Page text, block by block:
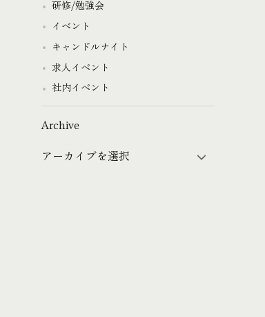
研修/勉強会
イベント
キャンドルナイト
求人イベント
社内イベント
Archive